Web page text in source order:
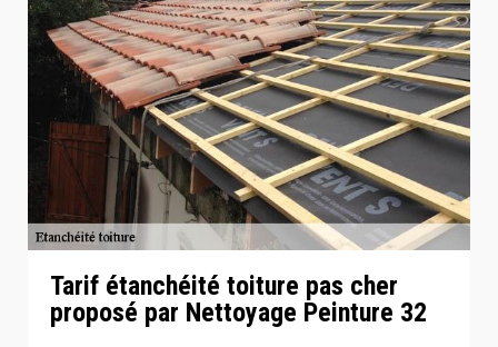
Tarif étanchéité toiture pas cher
proposé par Nettoyage Peinture 32